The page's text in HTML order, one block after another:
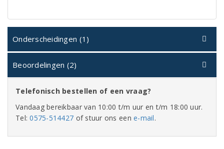
Onderscheidingen (1)
Beoordelingen (2)
Telefonisch bestellen of een vraag?
Vandaag bereikbaar van 10:00 t/m uur en t/m 18:00 uur.
Tel:0575-514427 of stuur ons eene-mail.